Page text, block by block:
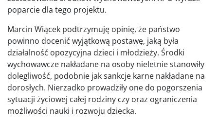
poparcie dla tego projektu.
Marcin Wiącek podtrzymuję opinię, że państwo
powinno docenić wyjątkową postawę, jaką była
działalność opozycyjna dzieci i młodzieży. Środki
wychowawcze nakładane na osoby nieletnie stanowiły
dolegliwość, podobnie jak sankcje karne nakładane na
dorosłych. Nierzadko prowadziły one do pogorszenia
sytuacji życiowej całej rodziny czy oraz ograniczenia
możliwości nauki i rozwoju dziecka.